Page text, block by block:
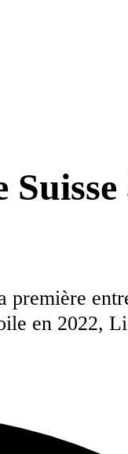
en 2022,